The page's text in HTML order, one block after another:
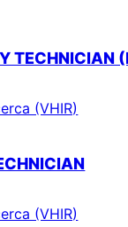
TECHNICIAN
(VHIR)
(VHIR)